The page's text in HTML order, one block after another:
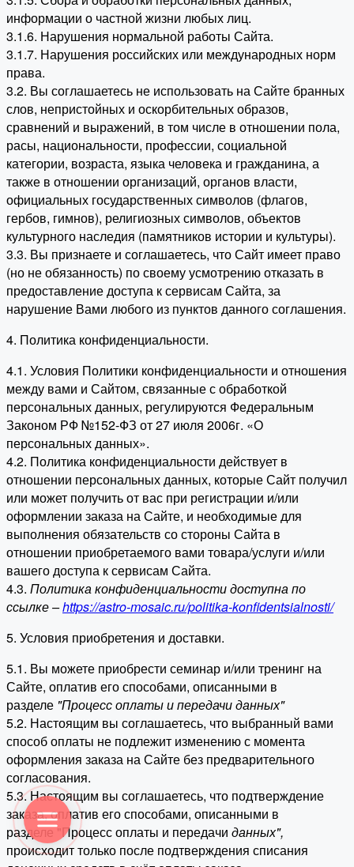
информации о частной жизни любых лиц.
3.1.6. Нарушения нормальной работы Сайта.
3.1.7. Нарушения российских или международных норм
права.
3.2. Вы соглашаетесь не использовать на Сайте бранных
слов, непристойных и оскорбительных образов,
сравнений и выражений, в том числе в отношении пола,
расы, национальности, профессии, социальной
категории, возраста, языка человека и гражданина, а
также в отношении организаций, органов власти,
официальных государственных символов (флагов,
гербов, гимнов), религиозных символов, объектов
культурного наследия (памятников истории и культуры).
3.3. Вы признаете и соглашаетесь, что Сайт имеет право
(но не обязанность) по своему усмотрению отказать в
предоставление доступа к сервисам Сайта, за
нарушение Вами любого из пунктов данного соглашения.
4. Политика конфиденциальности.
4.1. Условия Политики конфиденциальности и отношения
между вами и Сайтом, связанные с обработкой
персональных данных, регулируются Федеральным
Законом РФ №152-ФЗ от 27 июля 2006г. «О
персональных данных».
4.2. Политика конфиденциальности действует в
отношении персональных данных, которые Сайт получил
или может получить от вас при регистрации и/или
оформлении заказа на Сайте, и необходимые для
выполнения обязательств со стороны Сайта в
отношении приобретаемого вами товара/услуги и/или
вашего доступа к сервисам Сайта.
4.3. Политика конфиденциальности доступна по
ссылке –https://astro-mosaic.ru/politika-konfidentsialnosti/
5. Условия приобретения и доставки.
5.1. Вы можете приобрести семинар и/или тренинг на
Сайте, оплатив его способами, описанными в
разделе "Процесс оплаты и передачи данных"
5.2. Настоящим вы соглашаетесь, что выбранный вами
способ оплаты не подлежит изменению с момента
оформления заказа на Сайте без предварительного
согласования.
5.3. Настоящим вы соглашаетесь, что подтверждение
заказа, оплатив его способами, описанными в
разделе "Процесс оплаты и передачи данных",
происходит только после подтверждения списания